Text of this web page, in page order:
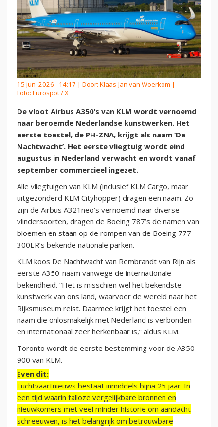
15 juni 2026 - 14:17 | Door: Klaas-Jan van Woerkom |
Foto: Eurospot / X
De vloot Airbus A350’s van KLM wordt vernoemd
naar beroemde Nederlandse kunstwerken. Het
eerste toestel, de PH-ZNA, krijgt als naam ‘De
Nachtwacht’. Het eerste vliegtuig wordt eind
augustus in Nederland verwacht en wordt vanaf
september commercieel ingezet.
Alle vliegtuigen van KLM (inclusief KLM Cargo, maar
uitgezonderd KLM Cityhopper) dragen een naam. Zo
zijn de Airbus A321neo’s vernoemd naar diverse
vlindersoorten, dragen de Boeing 787’s de namen van
bloemen en staan op de rompen van de Boeing 777-
300ER’s bekende nationale parken.
KLM koos De Nachtwacht van Rembrandt van Rijn als
eerste A350-naam vanwege de internationale
bekendheid. “Het is misschien wel het bekendste
kunstwerk van ons land, waarvoor de wereld naar het
Rijksmuseum reist. Daarmee krijgt het toestel een
naam die onlosmakelijk met Nederland is verbonden
en internationaal zeer herkenbaar is,” aldus KLM.
Toronto wordt de eerste bestemming voor de A350-
900 van KLM.
Even dit:
Luchtvaartnieuws bestaat inmiddels bijna 25 jaar. In
een tijd waarin talloze vergelijkbare bronnen en
nieuwkomers met veel minder historie om aandacht
schreeuwen, is het belangrijk om betrouwbare